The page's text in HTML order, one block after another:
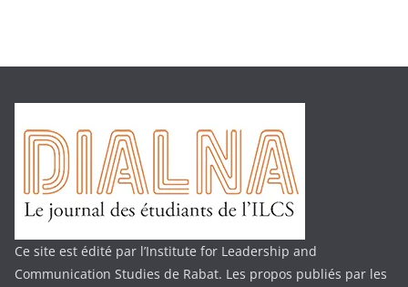
Ce site est édité par l’Institute for Leadership and
Communication Studies de Rabat. Les propos publiés par les